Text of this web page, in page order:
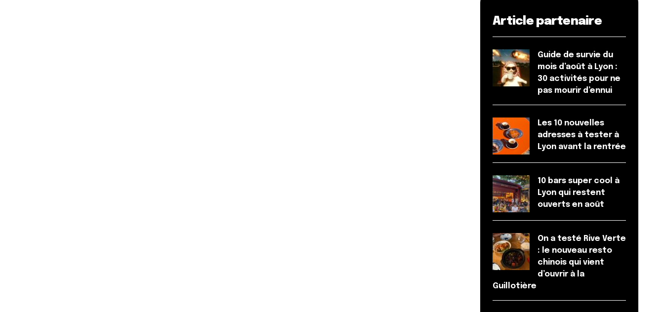
Article partenaire
Guide de survie du
mois d’août à Lyon :
30 activités pour ne
pas mourir d’ennui
Les 10 nouvelles
adresses à tester à
Lyon avant la rentrée
10 bars super cool à
Lyon qui restent
ouverts en août
On a testé Rive Verte
: le nouveau resto
chinois qui vient
d’ouvrir à la
Guillotière